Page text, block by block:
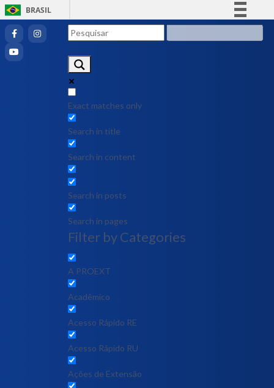
BRASIL
Exact matches only
Search in title
Search in content
Search in posts
Search in pages
Filter by Categories
A PROEXT
Acadêmico
Acesso Rápido RE
Acesso Rápido RU
Ações de Extensão